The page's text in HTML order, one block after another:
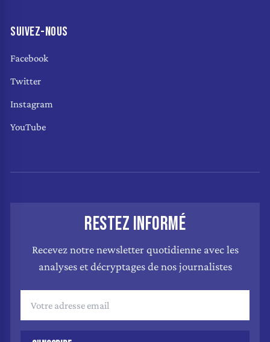
SUIVEZ-NOUS
Facebook
Twitter
Instagram
YouTube
RESTEZ INFORMÉ
Recevez notre newsletter quotidienne avec les
analyses et décryptages de nos journalistes